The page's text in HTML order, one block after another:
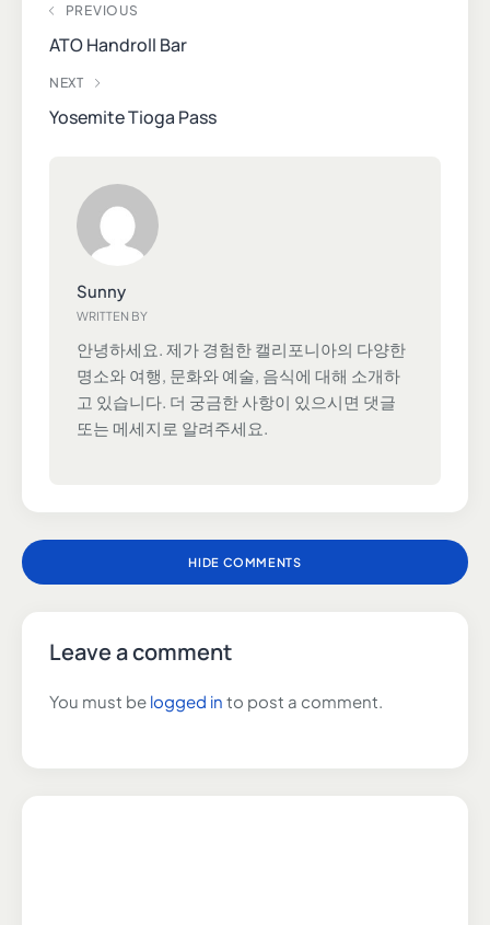
PREVIOUS
ATO Handroll Bar
NEXT
Yosemite Tioga Pass
WRITTEN BY
Sunny
안녕하세요. 제가 경험한 캘리포니아의 다양한
명소와 여행, 문화와 예술, 음식에 대해 소개하
고 있습니다. 더 궁금한 사항이 있으시면 댓글
또는 메세지로 알려주세요.
HIDE COMMENTS
Leave a comment
You must be logged in to post a comment.